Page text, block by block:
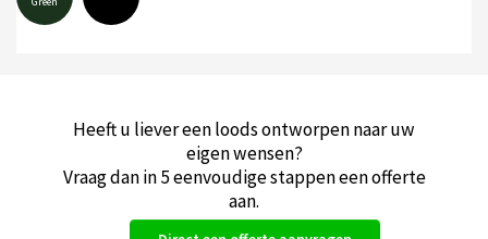
Heeft u liever een loods ontworpen naar uw
eigen wensen?
Vraag dan in 5 eenvoudige stappen een offerte
aan.